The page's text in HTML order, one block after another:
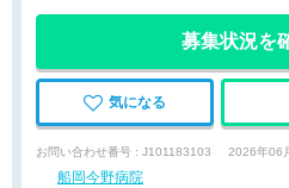
募集状況を
気になる
お問い合わせ番号 : J101183103 2026年06
船岡今野病院